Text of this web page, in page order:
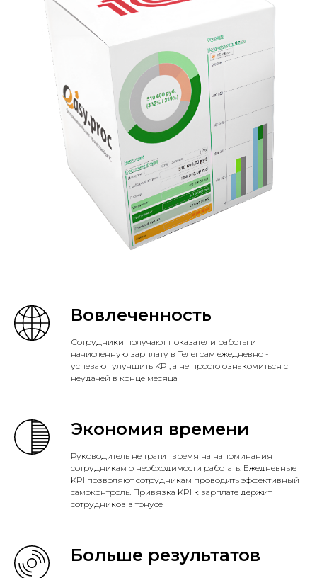
Вовлеченность
Сотрудники получают показатели работы и
начисленную зарплату в Телеграм ежедневно -
успевают улучшить KPI, а не просто ознакомиться с
неудачей в конце месяца
Экономия времени
Руководитель не тратит время на напоминания
сотрудникам о необходимости работать. Ежедневные
KPI позволяют сотрудникам проводить эффективный
самоконтроль. Привязка KPI к зарплате держит
сотрудников в тонусе
Больше результатов